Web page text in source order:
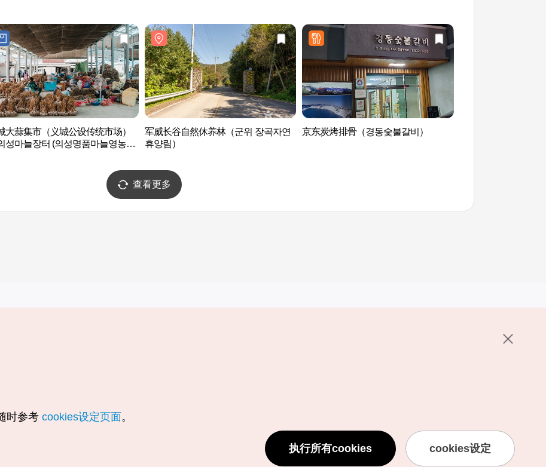
大蒜集市（义城公设传统市场）
성마늘장터 (의성명품마늘영농조
军威长谷自然休养林（군위 장곡자연
휴양림）
京东炭烤排骨（경동숯불갈비）
查看更多
数字图书 / 电子书
定位服务使用条款
个人位置信息处理方针
时参考 cookies设定页面。
执行所有cookies cookies设定